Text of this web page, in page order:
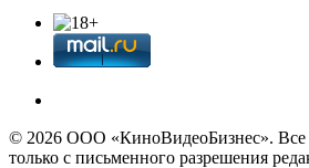
© 2026 OOО «КиноВидеоБизнес». Все
только с письменного разрешения